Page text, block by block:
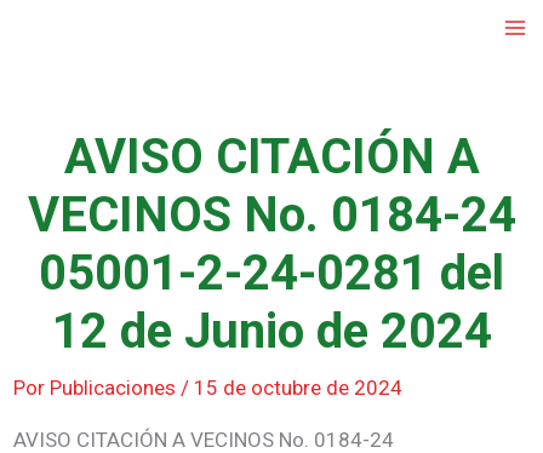
AVISO CITACIÓN A
VECINOS No. 0184-24
05001-2-24-0281 del
12 de Junio de 2024
Por Publicaciones / 15 de octubre de 2024
AVISO CITACIÓN A VECINOS No. 0184-24